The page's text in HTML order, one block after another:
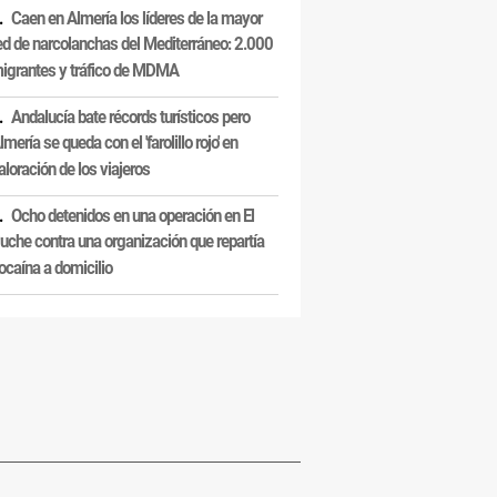
Caen en Almería los líderes de la mayor
de narcolanchas del Mediterráneo: 2.000
y tráfico de MDMA
Andalucía bate récords turísticos pero
se queda con el 'farolillo rojo' en
de los viajeros
Ocho detenidos en una operación en El
contra una organización que repartía
a domicilio